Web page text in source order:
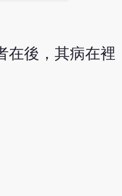
後，其病在裡